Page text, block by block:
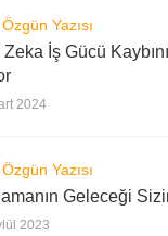
Yazısı
İş Gücü
2024
Yazısı
Geleceği
2023